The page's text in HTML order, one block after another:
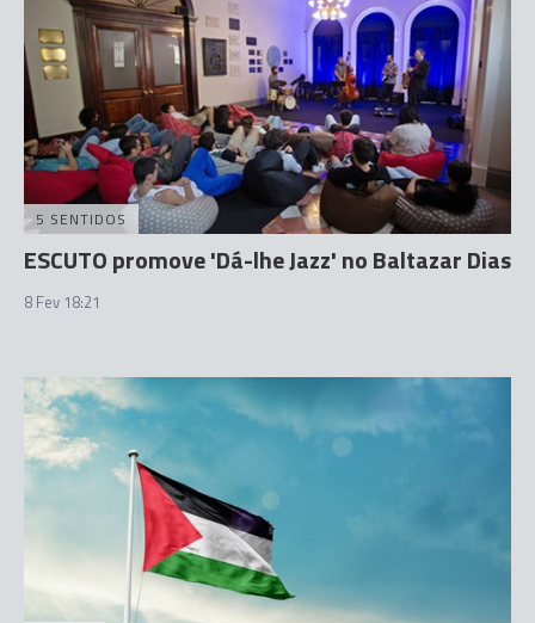
5 SENTIDOS
ESCUTO promove 'Dá-lhe Jazz' no Baltazar Dias
8 Fev 18:21